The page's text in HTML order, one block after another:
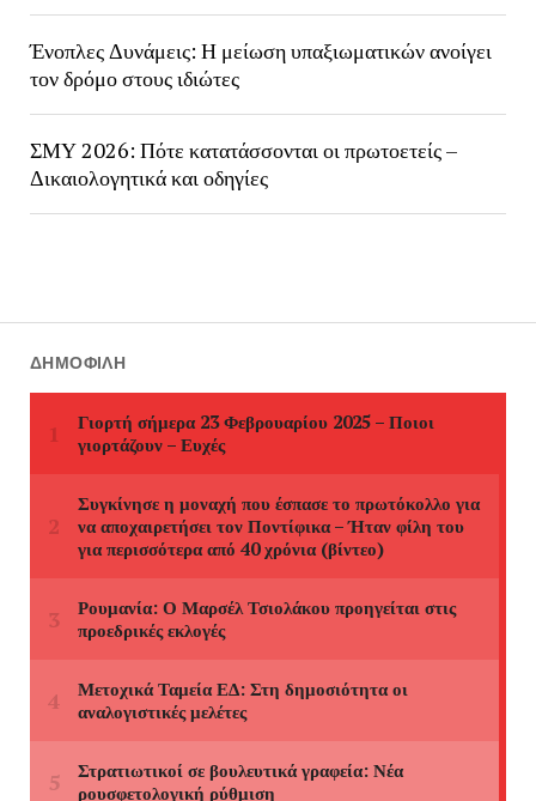
Ένοπλες Δυνάμεις: Η μείωση υπαξιωματικών ανοίγει
τον δρόμο στους ιδιώτες
ΣΜΥ 2026: Πότε κατατάσσονται οι πρωτοετείς –
Δικαιολογητικά και οδηγίες
ΔΗΜΟΦΙΛΉ